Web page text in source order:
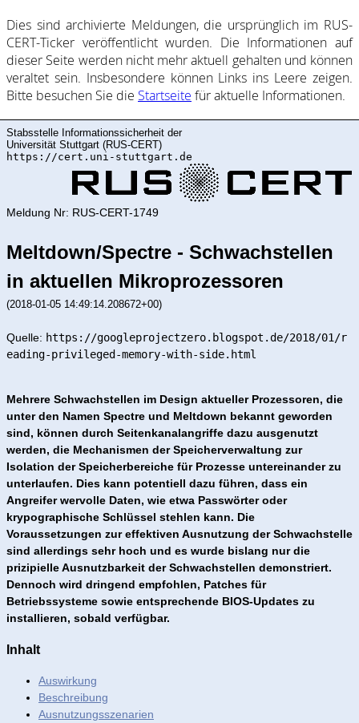
Dies sind ar­chi­vie­rte Mel­dung­en, die ur­sprüng­lich im RUS-
CERT-Ticker ver­öf­fent­licht wur­den. Die In­for­ma­ti­on­en auf
dieser Sei­te wer­den nicht mehr ak­tu­ell ge­halte­n und kön­nen
ver­al­tet sein. Ins­be­son­de­re kön­nen Links ins Lee­re zei­gen.
Bitte be­such­en Sie die Start­sei­te für ak­tu­elle In­for­ma­ti­on­en.
Stabsstelle Informationssicherheit der
Universität Stuttgart (RUS-CERT)
https://cert.uni-stuttgart.de
Meldung Nr: RUS-CERT-1749
Meltdown/Spectre - Schwachstellen
in aktuellen Mikroprozessoren
(2018-01-05 14:49:14.208672+00)
Quelle: https://googleprojectzero.blogspot.de/2018/01/r
eading-privileged-memory-with-side.html
Mehrere Schwachstellen im Design aktueller Prozessoren, die
unter den Namen Spectre und Meltdown bekannt geworden
sind, können durch Seitenkanalangriffe dazu ausgenutzt
werden, die Mechanismen der Speicherverwaltung zur
Isolation der Speicherbereiche für Prozesse untereinander zu
unterlaufen. Dies kann potentiell dazu führen, dass ein
Angreifer wervolle Daten, wie etwa Passwörter oder
krypographische Schlüssel stehlen kann. Die
Voraussetzungen zur effektiven Ausnutzung der Schwachstelle
sind allerdings sehr hoch und es wurde bislang nur die
prizipielle Ausnutzbarkeit der Schwachstellen demonstriert.
Dennoch wird dringend empfohlen, Patches für
Betriebssysteme sowie entsprechende BIOS-Updates zu
installieren, sobald verfügbar.
Inhalt
Auswirkung
Beschreibung
Ausnutzungsszenarien